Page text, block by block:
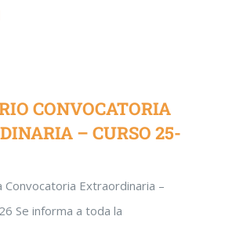
CONVOCATORIA
– CURSO 25-
Convocatoria Extraordinaria –
Se informa a toda la